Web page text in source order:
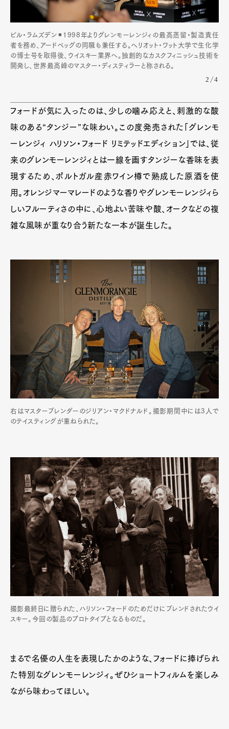
ビル・ラムズデン⚫︎1998年よりグレンモーレンジィの最高蒸留・製造責任
者を務め、アードベッグの同職も兼任する。ヘリオット・ワット大学で生化学
の博士号を取得後、ウイスキー業界へ。独創的なカスクフィニッシュ技術を
開発し、世界最高峰のマスター・ディスティラーと称される。
2/4
フォードが気に入ったのは、少しの噛み応えと、刺激的な酸
味のある“タンジー”な味わい。この度発売された「グレンモ
ーレンジィ ハリソン・フォード リミテッドエディション」では、従
来のグレンモーレンジィとは一線を画すタンジーな香味を表
現するため、ポルトガル産赤ワイン樽で熟成した原酒を使
用。オレンジマーマレードのような香りやグレンモーレンジィら
しいフルーティさの中に、心地よい苦味や酸、オークなどの複
雑な風味が重なり合う新たな一本が誕生した。
右はマスターブレンダーのジリアン・マクドナルド。撮影期間中には3人で
のテイスティングが重ねられた。
撮影最終日に贈られた、ハリソン・フォードのためだけにブレンドされたウイ
スキー。今回の製品のプロトタイプとなるものだ。
まるで名優の人生を表現したかのような、フォードに捧げられ
た特別なグレンモーレンジィ。ぜひショートフィルムを楽しみ
ながら味わってほしい。